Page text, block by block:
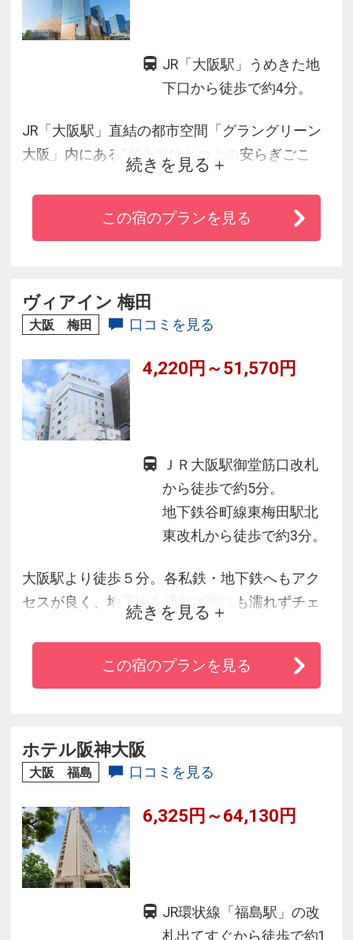
JR「大阪駅」うめきた地
下口から徒歩で約4分。
JR「大阪駅」直結の都市空間「グラングリーン
大阪」内にある“都会でひとつ上の安らぎごこ
ち”を感じられるホテル。
大阪・梅田エリアにありながら、一歩足を踏み
入れると都会にいることを忘れてしまうような
体でゆったりとした時間を過ごせる“大人が楽し
める空間”を提供します。
続きを見る
この宿のプランを見る
ヴィアイン 梅田
大阪 梅田 口コミを見る
4,220円～51,570円
ＪＲ大阪駅御堂筋口改札
から徒歩で約5分。
地下鉄谷町線東梅田駅北
東改札から徒歩で約3分。
大阪駅より徒歩５分。各私鉄・地下鉄へもアク
セスが良く、地下街を通れば雨にも濡れずチェ
ックインできます。「大阪」をＥＮＪＯＹする
に相応しい環境を設え、安心してご滞在いただ
くためカードセキュリティによる安全性を配慮
ます。賑やかさの中にある静寂と安らぎの空間
をご満悦ください。
続きを見る
この宿のプランを見る
ホテル阪神大阪
大阪 福島 口コミを見る
6,325円～64,130円
JR環状線「福島駅」の改
札出てすぐから徒歩で約1